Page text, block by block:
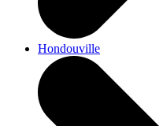
Hondouville